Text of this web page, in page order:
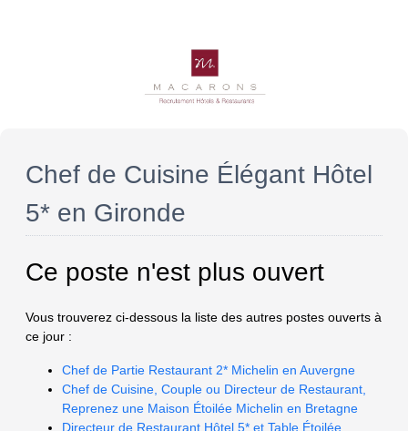
Chef de Cuisine Élégant Hôtel
5* en Gironde
Ce poste n'est plus ouvert
Vous trouverez ci-dessous la liste des autres postes ouverts à
ce jour :
Chef de Partie Restaurant 2* Michelin en Auvergne
Chef de Cuisine, Couple ou Directeur de Restaurant,
Reprenez une Maison Étoilée Michelin en Bretagne
Directeur de Restaurant Hôtel 5* et Table Étoilée